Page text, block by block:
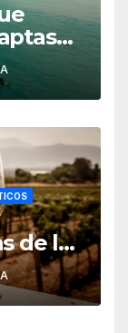
de la